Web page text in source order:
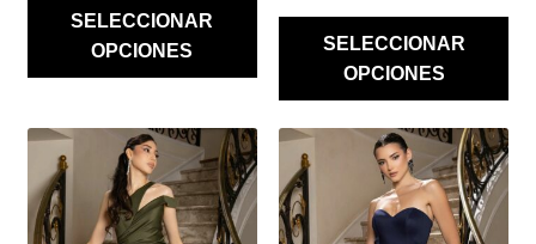
SELECCIONAR
OPCIONES
SELECCIONAR
OPCIONES
ESTE
PRODUCTO
TIENE
MÚLTIPLES
ESTE
PRODUCTO
TIENE
MÚLTIPLES